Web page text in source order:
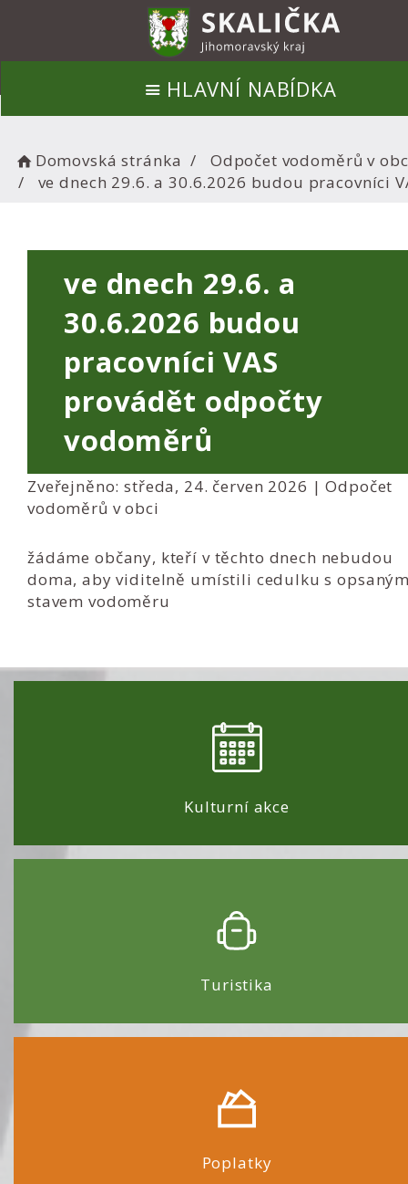
HLAVNÍ NABÍDKA
Domovská stránka
Odpočet vodoměrů v
ve dnech 29.6. a 30.6.2026 budou pracovníci
ve dnech 29.6. a
30.6.2026 budou
pracovníci VAS
provádět odpočty
vodoměrů
Zveřejněno: středa, 24. červen 2026 |Odpočet
vodoměrů v obci
žádáme občany, kteří v těchto dnech nebudou
doma, aby viditelně umístili cedulku s
stavem vodoměru
Kulturní akce
Turistika
Poplatky